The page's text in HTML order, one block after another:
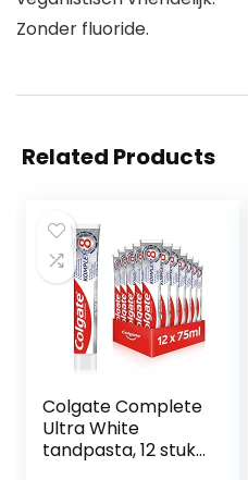
Zonder fluoride.
Related Products
Colgate Complete
Ultra White
tandpasta, 12 stuks